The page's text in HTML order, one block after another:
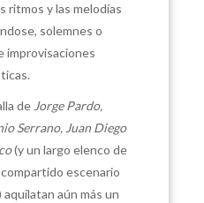
ritmos y las melodías
solemnes o
improvisaciones
de Jorge Pardo,
Serrano, Juan Diego
(y un largo elenco de
escenario
aún más un